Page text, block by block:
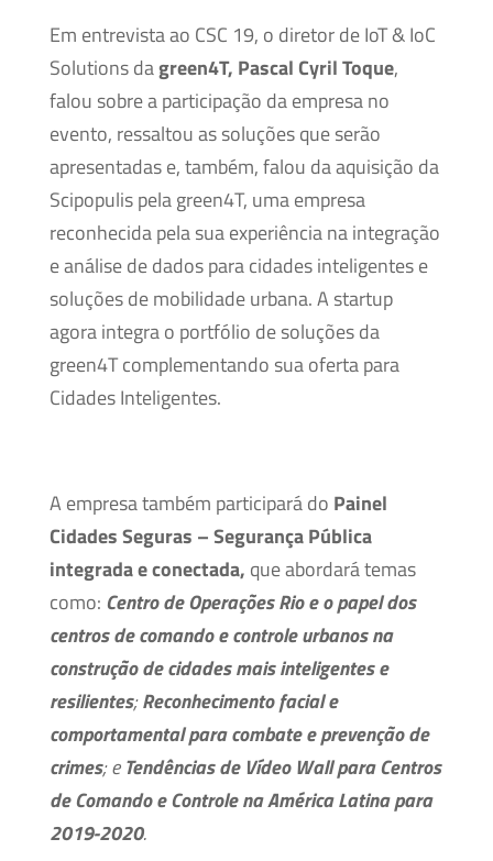
Em entrevista ao CSC 19, o diretor de IoT & IoC
Solutions dagreen4T, Pascal Cyril Toque,
falou sobre a participação da empresa no
evento, ressaltou as soluções que serão
apresentadas e, também, falou da aquisição da
Scipopulis pela green4T, uma empresa
reconhecida pela sua experiência na integração
e análise de dados para cidades inteligentes e
soluções de mobilidade urbana. A startup
agora integra o portfólio de soluções da
green4T complementando sua oferta para
Cidades Inteligentes.
A empresa também participará do Painel
Cidades Seguras – Segurança Pública
integrada e conectada, que abordará temas
como: Centro de Operações Rio e o papel dos
centros de comando e controle urbanos na
construção de cidades mais inteligentes e
resilientes;Reconhecimento facial e
comportamental para combate e prevenção de
crimes; eTendências de Vídeo Wall para Centros
de Comando e Controle na América Latina para
2019-2020.